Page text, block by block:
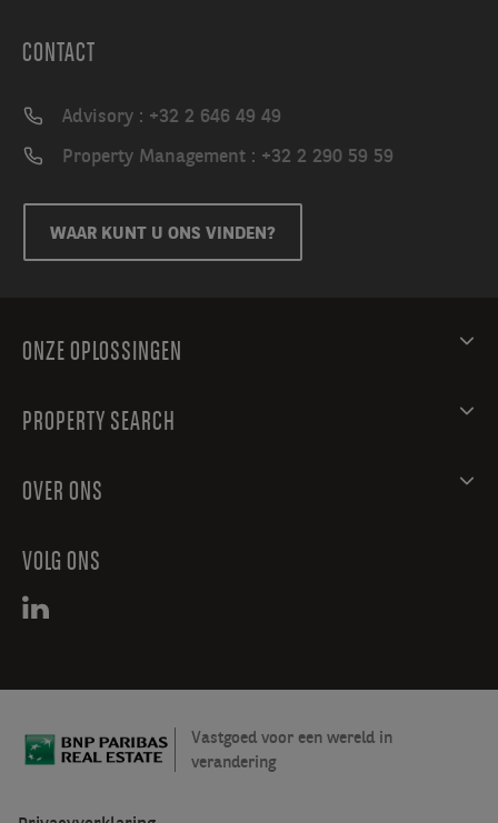
CONTACT
Advisory : +32 2 646 49 49
Property Management : +32 2 290 59 59
WAAR KUNT U ONS VINDEN?
ONZE OPLOSSINGEN
PROPERTY SEARCH
OVER ONS
VOLG ONS
Vastgoed voor een wereld in
verandering